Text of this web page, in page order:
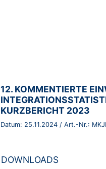
BROSCHÜRE:
12. KOMMENTIERTE
KURZBERICHT 2023
Datum: 25.11.2024 / Art.-Nr.:
DOWNLOADS